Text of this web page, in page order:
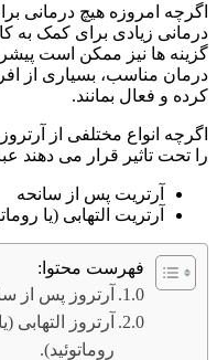
اگرچه امروزه هیچ درمانی
درمانی زیادی برای کمک به
گزینه ها نیز ممکن است
درمان مناسب، بسیاری از
کرده و فعال بمانند.
اگرچه انواع مختلفی از
را تحت تاثیر قرار می دهند
آرتریت پس از سانحه
آرتریت التهابی (یا
فهرست محتوا:
آرتروز پس از
آرتروز التهابی (یا
روماتوئید).